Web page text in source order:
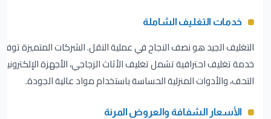
خدمات التغليف الشاملة
التغليف الجيد هو نصف النجاح في عملية النقل. الشركات المتميزة توفر
خدمة تغليف احترافية تشمل تغليف الأثاث الزجاجي، الأجهزة الإلكترونية،
التحف، والأدوات المنزلية الحساسة باستخدام مواد عالية الجودة.
الأسعار الشفافة والعروض المرنة